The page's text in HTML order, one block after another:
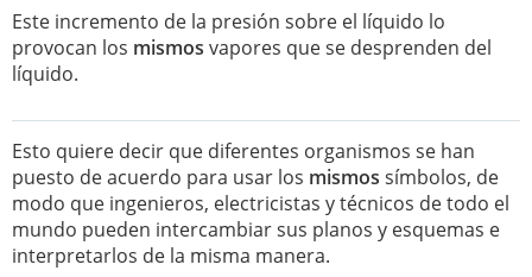
Este incremento de la presión sobre el líquido lo
provocan los mismos vapores que se desprenden del
líquido.
Esto quiere decir que diferentes organismos se han
puesto de acuerdo para usar los mismos símbolos, de
modo que ingenieros, electricistas y técnicos de todo el
mundo pueden intercambiar sus planos y esquemas e
interpretarlos de la misma manera.